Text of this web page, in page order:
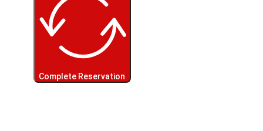
Complete Reservation